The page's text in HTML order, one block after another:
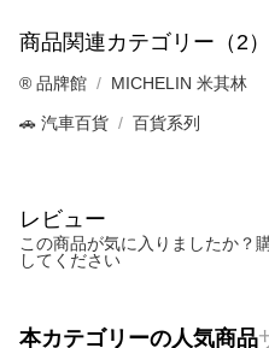
商品関連カテゴリー（2）
®️ 品牌館 MICHELIN 米其林
🚗 汽車百貨 百貨系列
レビュー
この商品が気に入りましたか？
してください
本カテゴリーの人気商品